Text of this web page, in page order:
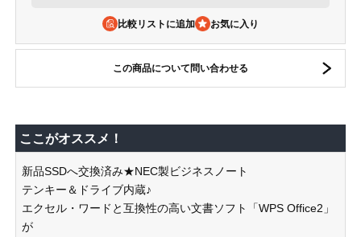
比較リストに追加
この商品について問い合わせる
ここがオススメ！
新品SSDへ交換済み★NEC製ビジネスノート
テンキー＆ドライブ内蔵♪
エクセル・ワードと互換性の高い文書ソフト「WPS Office2」
が